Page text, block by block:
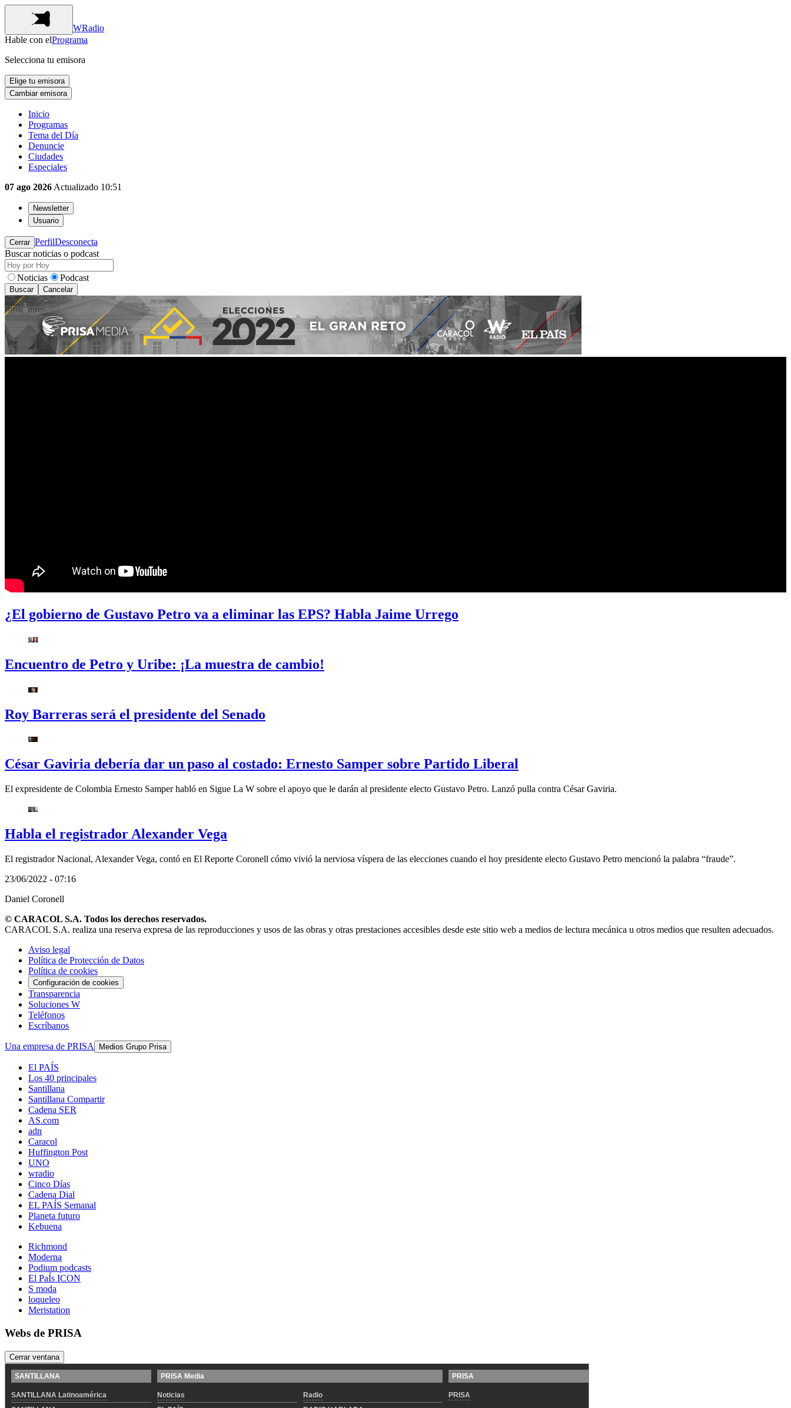
WRadio
Hable con elPrograma
Selecciona tu emisora
Elige tu emisora
Cambiar emisora
Inicio
Programas
Tema del Día
Denuncie
Ciudades
Especiales
07 ago 2026 Actualizado 10:51
Newsletter
Usuario
Cerrar PerfilDesconecta
Buscar noticias o podcast
Noticias Podcast
Buscar Cancelar
¿El gobierno de Gustavo Petro va a eliminar las EPS? Habla Jaime Urrego
Encuentro de Petro y Uribe: ¡La muestra de cambio!
Roy Barreras será el presidente del Senado
César Gaviria debería dar un paso al costado: Ernesto Samper sobre Partido Liberal
El expresidente de Colombia Ernesto Samper habló en Sigue La W sobre el apoyo que le darán al presidente electo Gustavo Petro. Lanzó pulla contra César Gaviria.
Habla el registrador Alexander Vega
El registrador Nacional, Alexander Vega, contó en El Reporte Coronell cómo vivió la nerviosa víspera de las elecciones cuando el hoy presidente electo Gustavo Petro mencionó la palabra “fraude”.
23/06/2022 - 07:16
Daniel Coronell
© CARACOL S.A. Todos los derechos reservados.
CARACOL S.A. realiza una reserva expresa de las reproducciones y usos de las obras y otras prestaciones accesibles desde este sitio web a medios de lectura mecánica u otros medios que resulten adecuados.
Aviso legal
Política de Protección de Datos
Política de cookies
Configuración de cookies
Transparencia
Soluciones W
Teléfonos
Escríbanos
Una empresa de PRISA Medios Grupo Prisa
El PAÍS
Los 40 principales
Santillana
Santillana Compartir
Cadena SER
AS.com
adn
Caracol
Huffington Post
UNO
wradio
Cinco Días
Cadena Dial
EL PAÍS Semanal
Planeta futuro
Kebuena
Richmond
Moderna
Podium podcasts
El PaÍs ICON
S moda
loqueleo
Meristation
Webs de PRISA
Cerrar ventana